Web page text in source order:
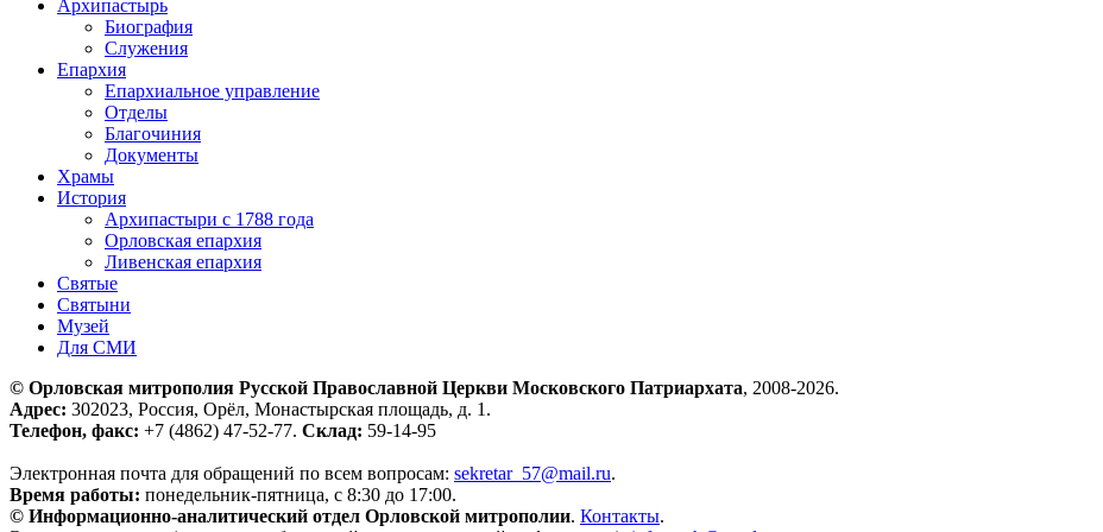
Архипастырь
Биография
Служения
Епархия
Епархиальное управление
Отделы
Благочиния
Документы
Храмы
История
Архипастыри с 1788 года
Орловская епархия
Ливенская епархия
Святые
Святыни
Музей
Для СМИ
© Орловская митрополия Русской Православной Церкви Московского Патриархата, 2008-2026.
Адрес: 302023, Россия, Орёл, Монастырская площадь, д. 1.
Телефон, факс: +7 (4862) 47-52-77. Склад: 59-14-95
Электронная почта для обращений по всем вопросам: sekretar_57@mail.ru.
Время работы: понедельник-пятница, с 8:30 до 17:00.
© Информационно-аналитический отдел Орловской митрополии. Контакты.